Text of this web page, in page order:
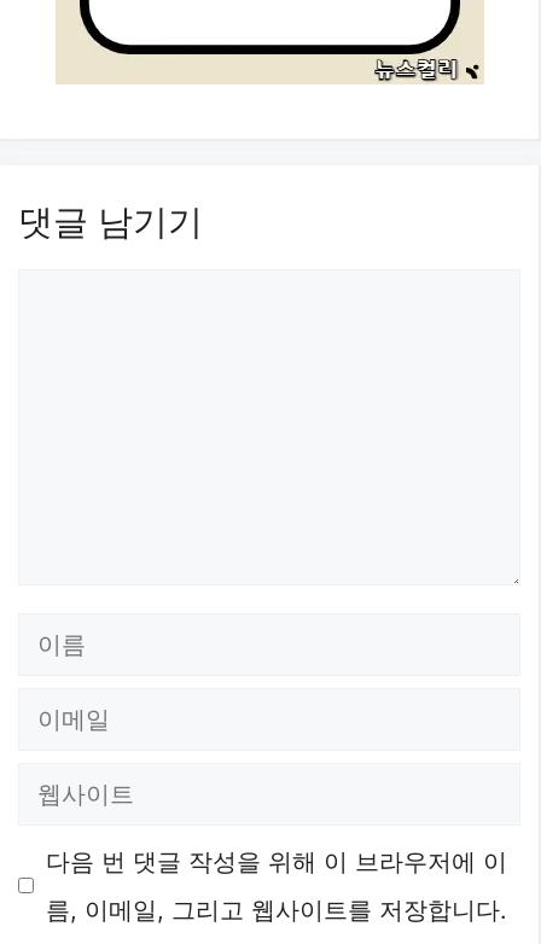
댓글 남기기
이
이
웹
이
다음 번 댓글 작성을 위해 이 브라우저에 이
름, 이메일, 그리고 웹사이트를 저장합니다.